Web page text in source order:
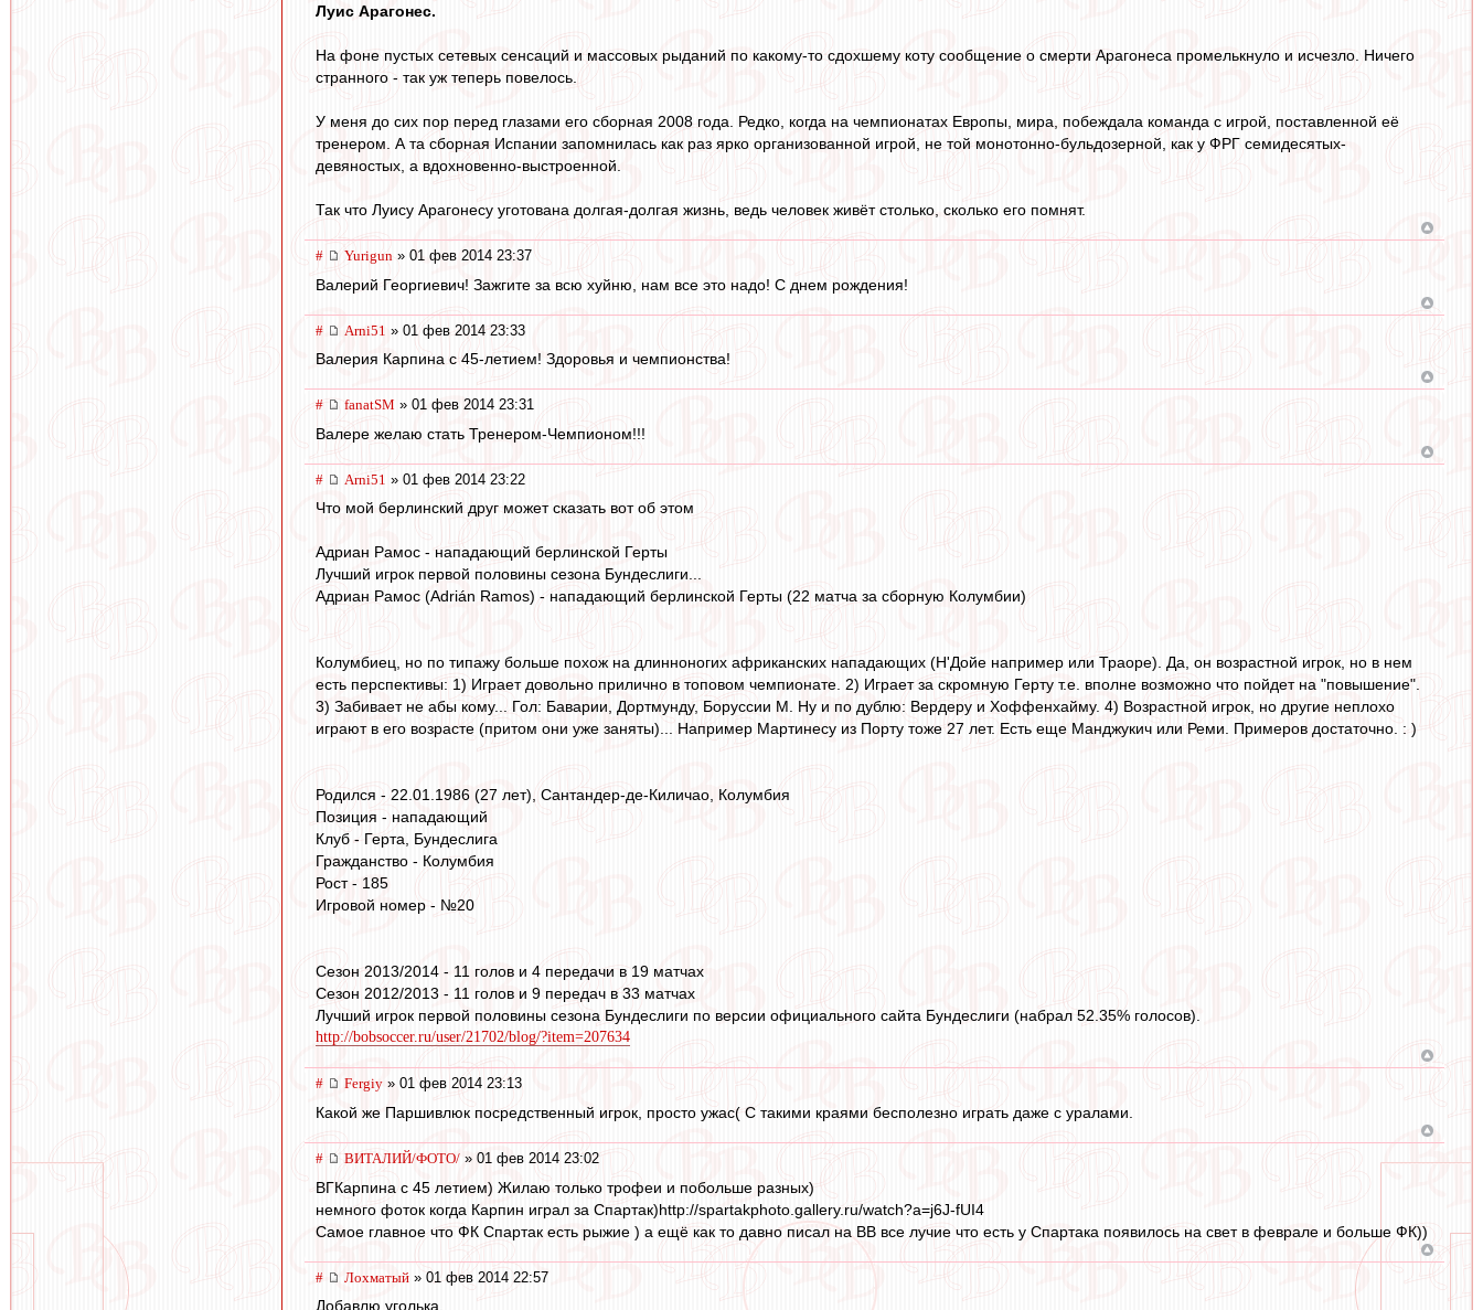
Луис Арагонес.
На фоне пустых сетевых сенсаций и массовых рыданий по какому-то сдохшему коту сообщение о смерти Арагонеса промелькнуло и исчезло. Ничего
странного - так уж теперь повелось.
У меня до сих пор перед глазами его сборная 2008 года. Редко, когда на чемпионатах Европы, мира, побеждала команда с игрой, поставленной её
тренером. А та сборная Испании запомнилась как раз ярко организованной игрой, не той монотонно-бульдозерной, как у ФРГ семидесятых-
девяностых, а вдохновенно-выстроенной.
Так что Луису Арагонесу уготована долгая-долгая жизнь, ведь человек живёт столько, сколько его помнят.
# Yurigun » 01 фев 2014 23:37
Валерий Георгиевич! Зажгите за всю хуйню, нам все это надо! С днем рождения!
# Arni51 » 01 фев 2014 23:33
Валерия Карпина с 45-летием! Здоровья и чемпионства!
# fanatSM » 01 фев 2014 23:31
Валере желаю стать Тренером-Чемпионом!!!
# Arni51 » 01 фев 2014 23:22
Что мой берлинский друг может сказать вот об этом
Адриан Рамос - нападающий берлинской Герты
Лучший игрок первой половины сезона Бундеслиги...
Адриан Рамос (Adrián Ramos) - нападающий берлинской Герты (22 матча за сборную Колумбии)
Колумбиец, но по типажу больше похож на длинноногих африканских нападающих (Н'Дойе например или Траоре). Да, он возрастной игрок, но в нем
есть перспективы: 1) Играет довольно прилично в топовом чемпионате. 2) Играет за скромную Герту т.е. вполне возможно что пойдет на "повышение".
3) Забивает не абы кому... Гол: Баварии, Дортмунду, Боруссии М. Ну и по дублю: Вердеру и Хоффенхайму. 4) Возрастной игрок, но другие неплохо
играют в его возрасте (притом они уже заняты)... Например Мартинесу из Порту тоже 27 лет. Есть еще Манджукич или Реми. Примеров достаточно. : )
Родился - 22.01.1986 (27 лет), Сантандер-де-Киличао, Колумбия
Позиция - нападающий
Клуб - Герта, Бундеслига
Гражданство - Колумбия
Рост - 185
Игровой номер - №20
Сезон 2013/2014 - 11 голов и 4 передачи в 19 матчах
Сезон 2012/2013 - 11 голов и 9 передач в 33 матчах
Лучший игрок первой половины сезона Бундеслиги по версии официального сайта Бундеслиги (набрал 52.35% голосов).
http://bobsoccer.ru/user/21702/blog/?item=207634
# Fergiy » 01 фев 2014 23:13
Какой же Паршивлюк посредственный игрок, просто ужас( С такими краями бесполезно играть даже с уралами.
# ВИТАЛИЙ/ФОТО/ » 01 фев 2014 23:02
ВГКарпина с 45 летием) Жилаю только трофеи и побольше разных)
немного фоток когда Карпин играл за Спартак)http://spartakphoto.gallery.ru/watch?a=j6J-fUI4
Самое главное что ФК Спартак есть рыжие ) а ещё как то давно писал на ВВ все лучие что есть у Спартака появилось на свет в феврале и больше ФК))
# Лохматый » 01 фев 2014 22:57
Добавлю уголька.